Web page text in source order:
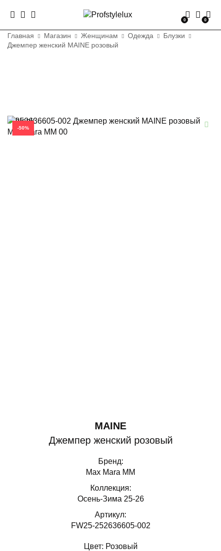
0 0
Главная Магазин Женщинам Одежда
Блузки
Джемпер женский MAINE розовый
-50%
MAINE
Джемпер женский розовый
Бренд:
Max Mara MM
Коллекция:
Осень-Зима 25-26
Артикул:
FW25-252636605-002
Цвет: Розовый